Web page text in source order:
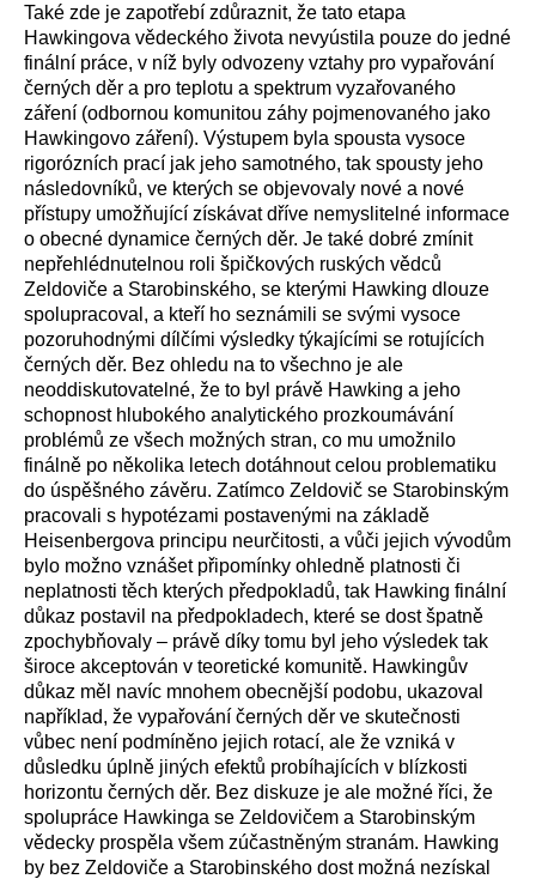
Také zde je zapotřebí zdůraznit, že tato etapa
Hawkingova vědeckého života nevyústila pouze do jedné
finální práce, v níž byly odvozeny vztahy pro vypařování
černých děr a pro teplotu a spektrum vyzařovaného
záření (odbornou komunitou záhy pojmenovaného jako
Hawkingovo záření). Výstupem byla spousta vysoce
rigorózních prací jak jeho samotného, tak spousty jeho
následovníků, ve kterých se objevovaly nové a nové
přístupy umožňující získávat dříve nemyslitelné informace
o obecné dynamice černých děr. Je také dobré zmínit
nepřehlédnutelnou roli špičkových ruských vědců
Zeldoviče a Starobinského, se kterými Hawking dlouze
spolupracoval, a kteří ho seznámili se svými vysoce
pozoruhodnými dílčími výsledky týkajícími se rotujících
černých děr. Bez ohledu na to všechno je ale
neoddiskutovatelné, že to byl právě Hawking a jeho
schopnost hlubokého analytického prozkoumávání
problémů ze všech možných stran, co mu umožnilo
finálně po několika letech dotáhnout celou problematiku
do úspěšného závěru. Zatímco Zeldovič se Starobinským
pracovali s hypotézami postavenými na základě
Heisenbergova principu neurčitosti, a vůči jejich vývodům
bylo možno vznášet připomínky ohledně platnosti či
neplatnosti těch kterých předpokladů, tak Hawking finální
důkaz postavil na předpokladech, které se dost špatně
zpochybňovaly – právě díky tomu byl jeho výsledek tak
široce akceptován v teoretické komunitě. Hawkingův
důkaz měl navíc mnohem obecnější podobu, ukazoval
například, že vypařování černých děr ve skutečnosti
vůbec není podmíněno jejich rotací, ale že vzniká v
důsledku úplně jiných efektů probíhajících v blízkosti
horizontu černých děr. Bez diskuze je ale možné říci, že
spolupráce Hawkinga se Zeldovičem a Starobinským
vědecky prospěla všem zúčastněným stranám. Hawking
by bez Zeldoviče a Starobinského dost možná nezískal